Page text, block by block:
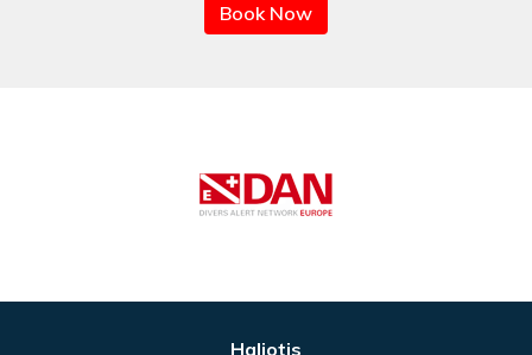
Book Now
Haliotis